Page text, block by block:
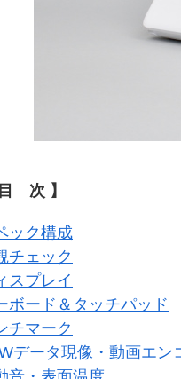
目 次 】
ック構成
チェック
スプレイ
ボード＆タッチパッド
チマーク
データ現像・動画エン